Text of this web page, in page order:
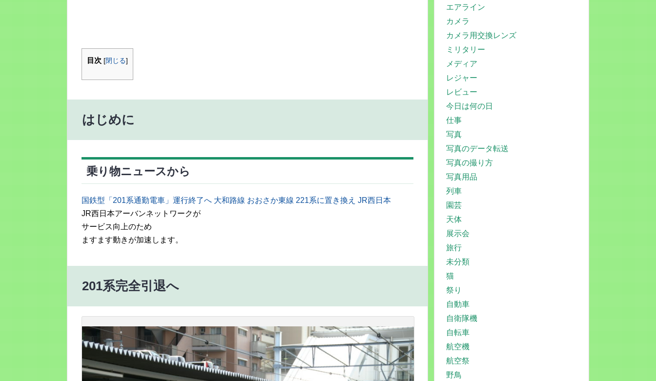
目次 [閉じる]
はじめに
乗り物ニュースから
国鉄型「201系通勤電車」運行終了へ 大和路線 おおさか東線 221系に置き換え JR西日本
JR西日本アーバンネットワークが
サービス向上のため
ますます動きが加速します。
201系完全引退へ
エアライン
カメラ
カメラ用交換レンズ
ミリタリー
メディア
レジャー
レビュー
今日は何の日
仕事
写真
写真のデータ転送
写真の撮り方
写真用品
列車
園芸
天体
展示会
旅行
未分類
猫
祭り
自動車
自衛隊機
自転車
航空機
航空祭
野鳥